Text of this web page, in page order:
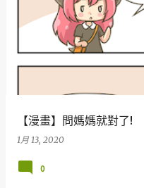
【漫畫】問媽媽就對了!
1月 13, 2020
0